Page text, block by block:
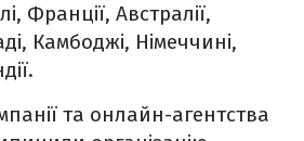
Франції, Австралії,
Камбоджі, Німеччині,
та онлайн-агентства